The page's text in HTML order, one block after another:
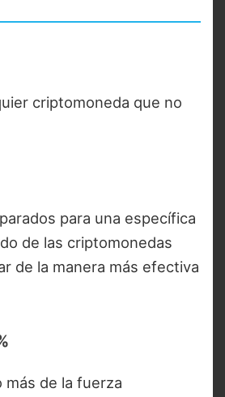
criptomoneda que no
para una específica
de las criptomonedas
de la manera más efectiva
más de la fuerza